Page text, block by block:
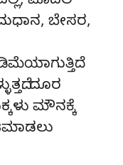
ಬೇಸರ,
ದೂರ
ಮೌನಕ್ಕೆ